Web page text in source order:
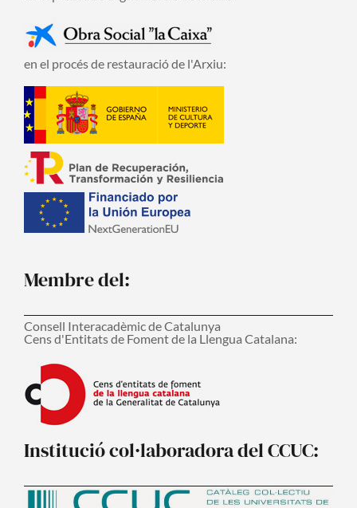
en el procés de restauració de l'Arxiu:
Membre del:
Consell Interacadèmic de Catalunya
Cens d'Entitats de Foment de la Llengua Catalana:
Institució col·laboradora del CCUC: